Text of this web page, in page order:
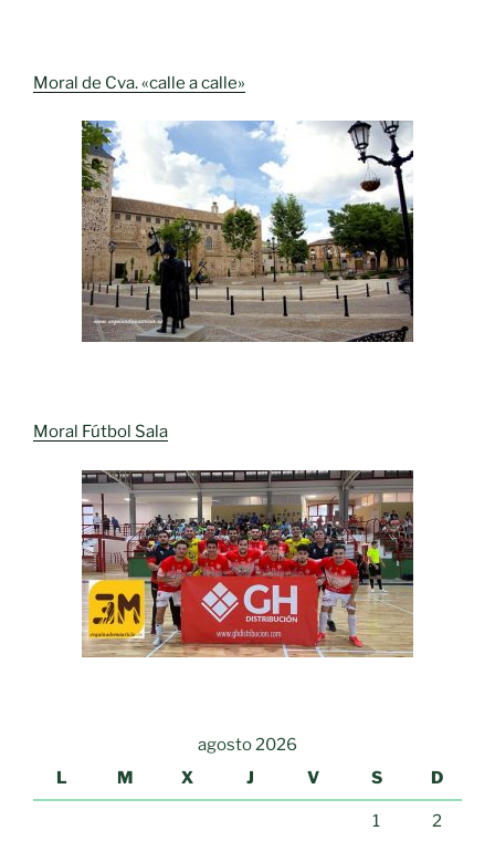
Moral de Cva. «calle a calle»
Moral Fútbol Sala
agosto 2026
L
M X J V S D
1 2